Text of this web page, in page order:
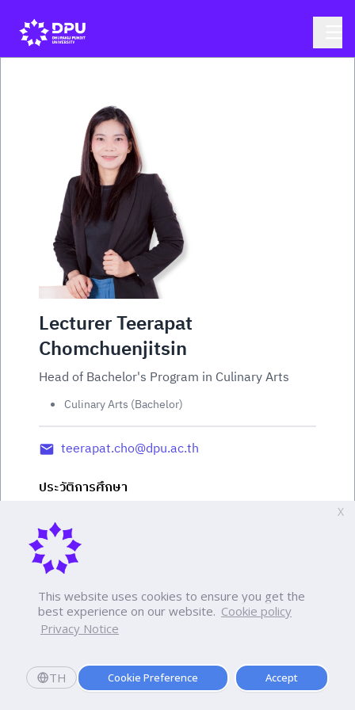
This website uses cookies to ensure you get the
best experience on our website. Cookie policy
Privacy Notice
TH Cookie Preference Accept
X
Lecturer Teerapat
Chomchuenjitsin
Head of Bachelor's Program in Culinary Arts
Culinary Arts (Bachelor)
teerapat.cho@dpu.ac.th
ประวัติการศึกษา
วิทยาศาสตรมหาบัณฑิต (เทคโนโลยีการบริการ
อาหารและการจัดการ) สถาบันเทคโนโลยี
พระจอมเกล้าเจ้าคุณทหารลาดกระบัง
ศึกษาศาสตรบัณฑิต (การท่องเที่ยว) มหาวิทยาลัย
เทคโนโลยีราชมงคลกรุงเทพ